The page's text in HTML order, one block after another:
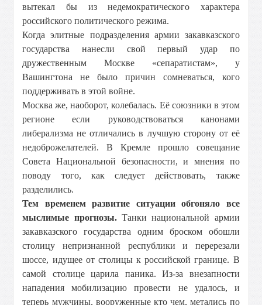
вытекал бы из недемократического характера
российского политического режима.
Когда элитные подразделения армии закавказского
государства нанесли свой первый удар по
дружественным Москве «сепаратистам», у
Вашингтона не было причин сомневаться, кого
поддерживать в этой войне.
Москва же, наоборот, колебалась. Её союзники в этом
регионе если руководствоваться канонами
либерализма не отличались в лучшую сторону от её
недоброжелателей. В Кремле прошло совещание
Совета Национальной безопасности, и мнения по
поводу того, как следует действовать, также
разделились.
Тем временем развитие ситуации обгоняло все
мыслимые прогнозы.Танки национальной армии
закавказского государства одним броском обошли
столицу непризнанной республики и перерезали
шоссе, идущее от столицы к российской границе. В
самой столице царила паника. Из-за внезапности
нападения мобилизацию провести не удалось, и
теперь мужчины, вооруженные кто чем, метались по